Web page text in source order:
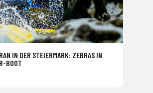
IN DER STEIERMARK: ZEBRAS IN
BOOT